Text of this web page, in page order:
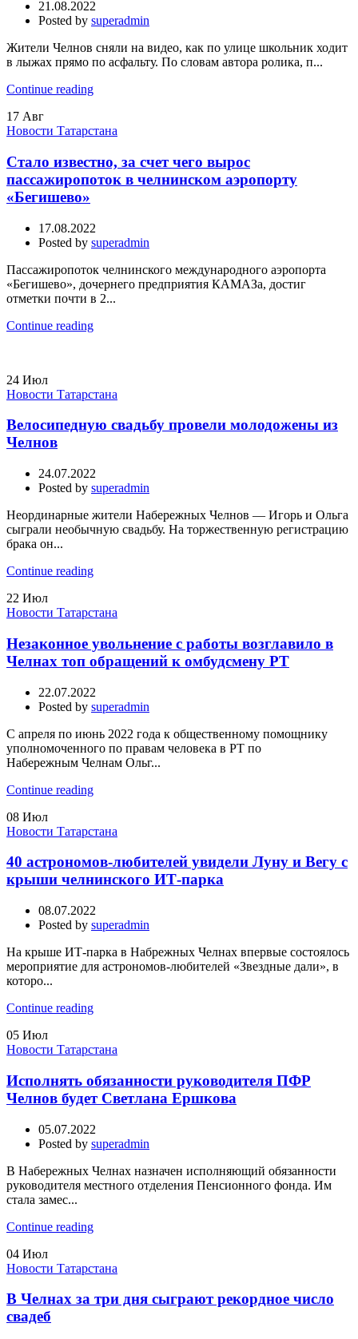
21.08.2022
Posted by superadmin
Жители Челнов сняли на видео, как по улице школьник ходит
в лыжах прямо по асфальту. По словам автора ролика, п...
Continue reading
17 Авг
Новости Татарстана
Стало известно, за счет чего вырос
пассажиропоток в челнинском аэропорту
«Бегишево»
17.08.2022
Posted by superadmin
Пассажиропоток челнинского международного аэропорта
«Бегишево», дочернего предприятия КАМАЗа, достиг
отметки почти в 2...
Continue reading
24 Июл
Новости Татарстана
Велосипедную свадьбу провели молодожены из
Челнов
24.07.2022
Posted by superadmin
Неординарные жители Набережных Челнов — Игорь и Ольга
сыграли необычную свадьбу. На торжественную регистрацию
брака он...
Continue reading
22 Июл
Новости Татарстана
Незаконное увольнение с работы возглавило в
Челнах топ обращений к омбудсмену РТ
22.07.2022
Posted by superadmin
С апреля по июнь 2022 года к общественному помощнику
уполномоченного по правам человека в РТ по
Набережным Челнам Ольг...
Continue reading
08 Июл
Новости Татарстана
40 астрономов-любителей увидели Луну и Вегу с
крыши челнинского ИТ-парка
08.07.2022
Posted by superadmin
На крыше ИТ-парка в Набрежных Челнах впервые состоялось
мероприятие для астрономов-любителей «Звездные дали», в
которо...
Continue reading
05 Июл
Новости Татарстана
Исполнять обязанности руководителя ПФР
Челнов будет Светлана Ершкова
05.07.2022
Posted by superadmin
В Набережных Челнах назначен исполняющий обязанности
руководителя местного отделения Пенсионного фонда. Им
стала замес...
Continue reading
04 Июл
Новости Татарстана
В Челнах за три дня сыграют рекордное число
свадеб